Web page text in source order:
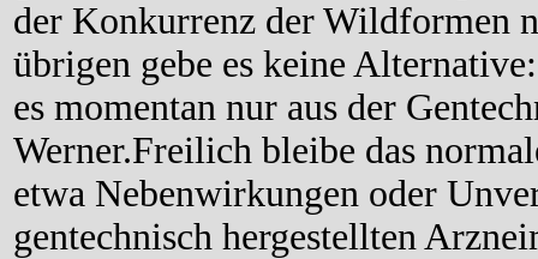
der Konkurrenz der Wildformen
übrigen gebe es keine
es momentan nur aus der
Werner.Freilich bleibe das
etwa Nebenwirkungen oder
gentechnisch hergestellten